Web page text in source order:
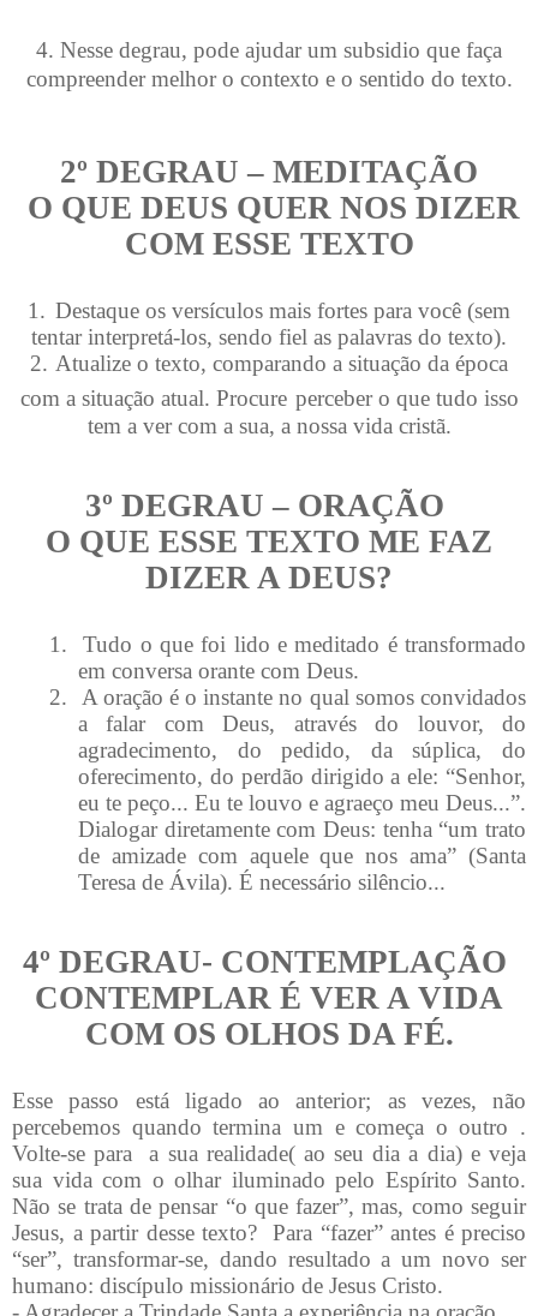
4. Nesse degrau, pode ajudar um subsidio que faça
compreender melhor o contexto e o sentido do texto.
2º DEGRAU – MEDITAÇÃO
O QUE DEUS QUER NOS DIZER
COM ESSE TEXTO
1. Destaque os versículos mais fortes para você (sem
tentar interpretá-los, sendo fiel as palavras do texto).
2. Atualize o texto, comparando a situação da época
com a situação atual. Procure perceber o que tudo isso
tem a ver com a sua, a nossa vida cristã.
3º DEGRAU – ORAÇÃO
O QUE ESSE TEXTO ME FAZ
DIZER A DEUS?
1.
Tudo o que foi lido e meditado é transformado
em conversa orante com Deus.
2.
A oração é o instante no qual somos convidados
a falar com Deus, através do louvor, do
agradecimento, do pedido, da súplica, do
oferecimento, do perdão dirigido a ele: “Senhor,
eu te peço... Eu te louvo e agraeço meu Deus...”.
Dialogar diretamente com Deus: tenha “um trato
de amizade com aquele que nos ama” (Santa
Teresa de Ávila). É necessário silêncio...
4º DEGRAU- CONTEMPLAÇÃO
CONTEMPLAR É VER A VIDA
COM OS OLHOS DA FÉ.
Esse passo está ligado ao anterior; as vezes, não
percebemos quando termina um e começa o outro .
Volte-se para a sua realidade( ao seu dia a dia) e veja
sua vida com o olhar iluminado pelo Espírito Santo.
Não se trata de pensar “o que fazer”, mas, como seguir
Jesus, a partir desse texto? Para “fazer” antes é preciso
“ser”, transformar-se, dando resultado a um novo ser
humano: discípulo missionário de Jesus Cristo.